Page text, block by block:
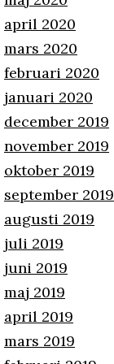
april 2020
mars 2020
februari 2020
januari 2020
december 2019
november 2019
oktober 2019
september 2019
augusti 2019
juli 2019
juni 2019
maj 2019
april 2019
mars 2019